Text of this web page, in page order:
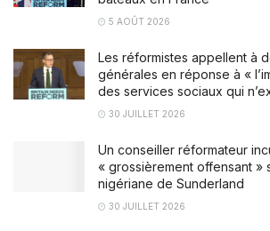
5 AOÛT 2026
Les réformistes appellent à
générales en réponse à «
des services sociaux qui
30 JUILLET 2026
Un conseiller réformateur
« grossièrement offensant »
nigériane de Sunderland
30 JUILLET 2026